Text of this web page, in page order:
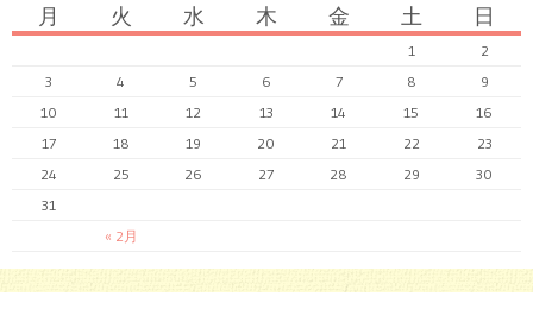
月 火 水 木 金 土 日
« 2月
1
2
3
4 5 6 7 8
9
10
11 12 13 14 15
16
17
18 19 20 21 22
23
24
25 26 27 28 29
30
31